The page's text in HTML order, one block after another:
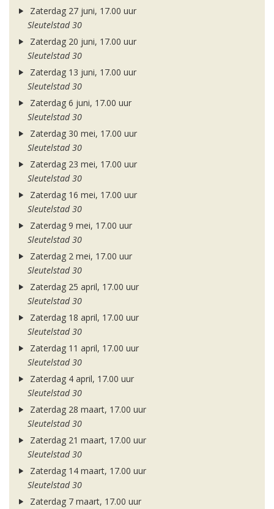
Zaterdag 27 juni, 17.00 uur
Sleutelstad 30
Zaterdag 20 juni, 17.00 uur
Sleutelstad 30
Zaterdag 13 juni, 17.00 uur
Sleutelstad 30
Zaterdag 6 juni, 17.00 uur
Sleutelstad 30
Zaterdag 30 mei, 17.00 uur
Sleutelstad 30
Zaterdag 23 mei, 17.00 uur
Sleutelstad 30
Zaterdag 16 mei, 17.00 uur
Sleutelstad 30
Zaterdag 9 mei, 17.00 uur
Sleutelstad 30
Zaterdag 2 mei, 17.00 uur
Sleutelstad 30
Zaterdag 25 april, 17.00 uur
Sleutelstad 30
Zaterdag 18 april, 17.00 uur
Sleutelstad 30
Zaterdag 11 april, 17.00 uur
Sleutelstad 30
Zaterdag 4 april, 17.00 uur
Sleutelstad 30
Zaterdag 28 maart, 17.00 uur
Sleutelstad 30
Zaterdag 21 maart, 17.00 uur
Sleutelstad 30
Zaterdag 14 maart, 17.00 uur
Sleutelstad 30
Zaterdag 7 maart, 17.00 uur